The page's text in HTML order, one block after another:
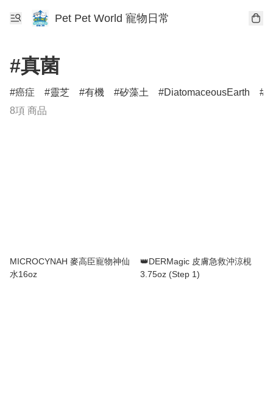
Pet Pet World 寵物日常
#真菌
癌症 靈芝 有機 矽藻土 DiatomaceousEarth
8項 商品
MICROCYNAH 麥高臣寵物神仙
水16oz
👑DERMagic 皮膚急救沖涼梘
3.75oz (Step 1)